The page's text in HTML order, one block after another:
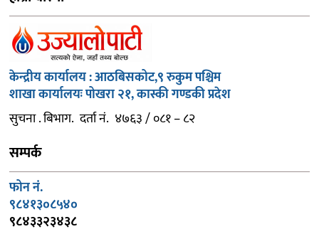
केन्द्रीय कार्यालय : आठबिसकोट,९ रुकुम पश्चिम
शाखा कार्यालयः पोखरा २१, कास्की गण्डकी प्रदेश
सुचना . बिभाग. दर्ता नं. ४७६३ / ०८१ – ८२
सम्पर्क
फोन नं.
९८४१३०८५४०
९८४३३२३४३८